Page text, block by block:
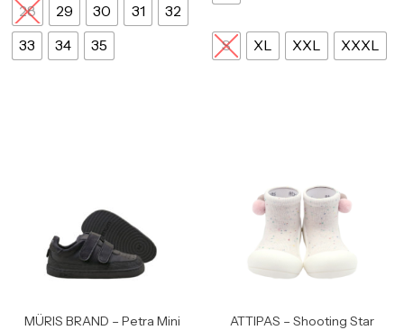
28 29 30 31
32
33
34 35 S XL XXL XXXL
MÜRIS BRAND – Petra Mini
ATTIPAS – Shooting Star